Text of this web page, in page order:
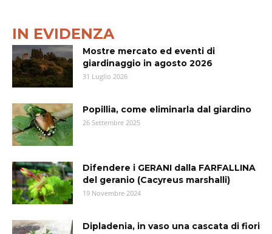
IN EVIDENZA
Mostre mercato ed eventi di
giardinaggio in agosto 2026
31 Luglio 2026
Popillia, come eliminarla dal giardino
26 Settembre 2025
Difendere i GERANI dalla FARFALLINA
del geranio (Cacyreus marshalli)
19 Novembre 2024
Dipladenia, in vaso una cascata di fiori